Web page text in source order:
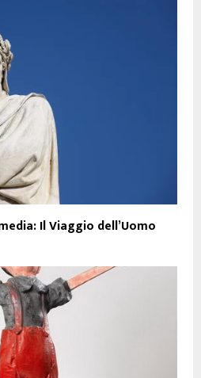
Il Viaggio dell’Uomo